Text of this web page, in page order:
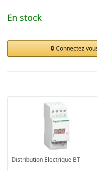
En stock
Connectez
Distribution Electrique BT